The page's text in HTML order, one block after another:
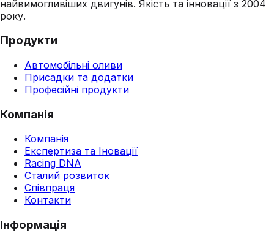
найвимогливіших двигунів. Якість та інновації з 2004
року.
Продукти
Автомобільні оливи
Присадки та додатки
Професійні продукти
Компанія
Компанія
Експертиза та Іновації
Racing DNA
Сталий розвиток
Співпраця
Контакти
Інформація